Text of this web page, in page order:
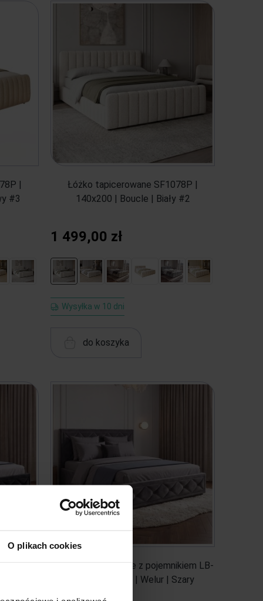
O plikach cookies
|
#3
Łóżko tapicerowane SF1078P |
140x200 | Boucle | Biały #2
1 499,00 zł
Wysyłka w 10 dni
do koszyka
Łóżko tapicerowane z pojemnikiem LB-
45P | 120x200 | Welur | Szary